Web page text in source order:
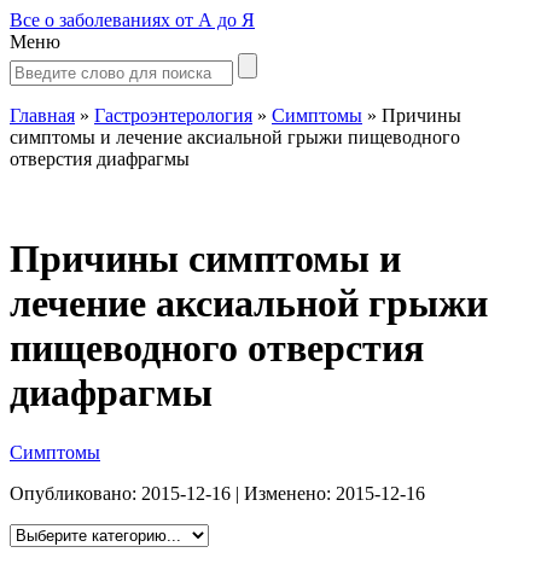
Все о заболеваниях от А до Я
Меню
Главная » Гастроэнтерология » Симптомы » Причины
симптомы и лечение аксиальной грыжи пищеводного
отверстия диафрагмы
Причины симптомы и
лечение аксиальной грыжи
пищеводного отверстия
диафрагмы
Симптомы
Опубликовано: 2015-12-16 | Изменено: 2015-12-16